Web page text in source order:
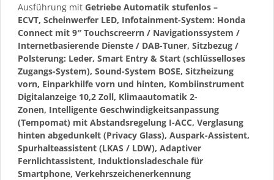
Ausführung mit Getriebe Automatik stufenlos –
ECVT, Scheinwerfer LED, Infotainment-System: Honda
Connect mit 9″ Touchscreerrn / Navigationssystem /
Internetbasierende Dienste / DAB-Tuner, Sitzbezug /
Polsterung: Leder, Smart Entry & Start (schlüsselloses
Zugangs-System), Sound-System BOSE, Sitzheizung
vorn, Einparkhilfe vorn und hinten, Kombiinstrument
Digitalanzeige 10,2 Zoll, Klimaautomatik 2-
Zonen, Intelligente Geschwindigkeitsanpassung
(Tempomat) mit Abstandsregelung I-ACC, Verglasung
hinten abgedunkelt (Privacy Glass), Auspark-Assistent,
Spurhalteassistent (LKAS / LDW), Adaptiver
Fernlichtassistent, Induktionsladeschale für
Smartphone, Verkehrszeichenerkennung